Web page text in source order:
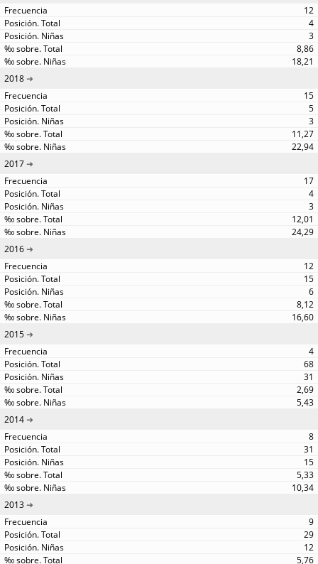
12
4
3
8,86
18,21
2018
15
5
3
11,27
22,94
2017
17
4
3
12,01
24,29
2016
12
15
6
8,12
16,60
2015
4
68
31
2,69
5,43
2014
8
31
15
5,33
10,34
2013
9
29
12
5,76